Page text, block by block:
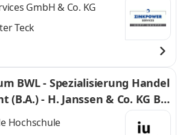
GmbH & Co. KG
Teck
BWL - Spezialisierung Handel
(B.A.) - H. Janssen & Co. KG Bo
Hochschule